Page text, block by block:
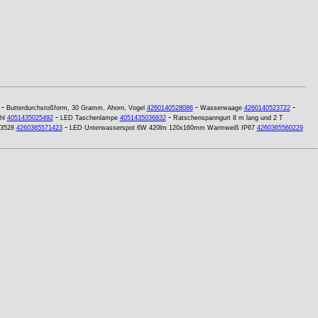
Butterdurchstoßform, 30 Gramm, Ahorn, Vogel 4260140528086- Wasserwaage 4260140523722-
4051435025492- LED Taschenlampe 4051435036832- Ratschenspanngurt 8 m lang und 2 T
4260365571423- LED Unterwasserspot 6W 420lm 120x160mm Warmweiß IP67 4260365560229